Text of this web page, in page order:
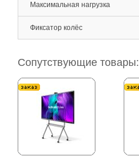
Максимальная нагрузка
Фиксатор колёс
Сопутствующие товары: